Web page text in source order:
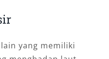
yang memiliki